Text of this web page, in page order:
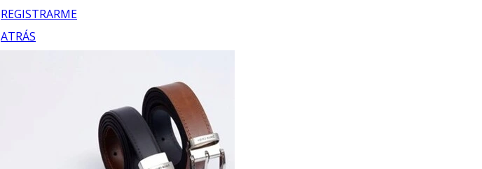
REGISTRARME
ATRÁS